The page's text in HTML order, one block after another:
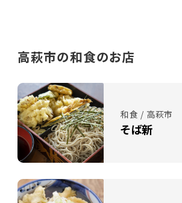
高萩市の和食のお店
和食 / 高萩市
そば新